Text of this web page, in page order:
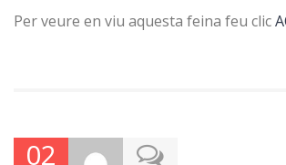
Per veure en viu aquesta feina feu clic
02